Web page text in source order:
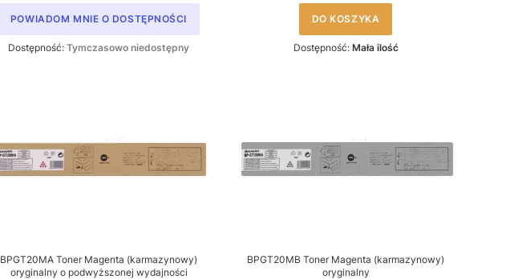
POWIADOM MNIE O DOSTĘPNOŚCI
Dostępność: Tymczasowo niedostępny
DO KOSZYKA
Dostępność: Mała ilość
BPGT20MA Toner Magenta (karmazynowy)
oryginalny o podwyższonej wydajności
BPGT20MB Toner Magenta (karmazynowy)
oryginalny